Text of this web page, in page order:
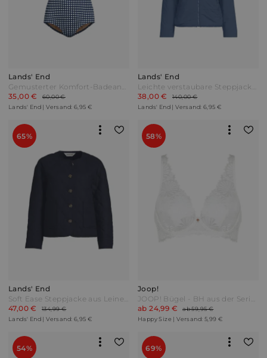
Lands' End
Gemusterter Komfort-Badeanzug CHLORRESISTENT mit Soft Cups Damen Blau by Lands' End
35,00 €
60,00 €
Lands' End | Versand: 6,95 €
Lands' End
Leichte verstaubare Steppjacke Damen Blau by Lands' End
38,00 €
140,00 €
Lands' End | Versand: 6,95 €
65%
Lands' End
Soft Ease Steppjacke aus Leinenmix Damen Blau by Lands' End
47,00 €
134,99 €
Lands' End | Versand: 6,95 €
58%
Joop!
JOOP! Bügel - BH aus der Serie Tender Flower Ecru Beige
ab 24,99 €
ab 59,95 €
Happy Size | Versand: 5,99 €
54% 69%